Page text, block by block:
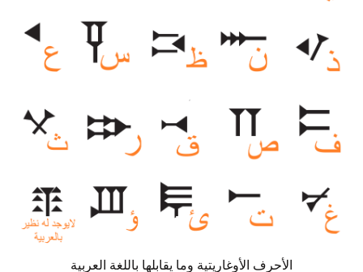
الأحرف الأوغاريتية وما يقابلها باللغة العربية